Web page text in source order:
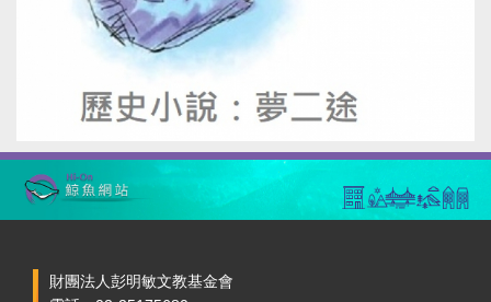
財團法人彭明敏文教基金會